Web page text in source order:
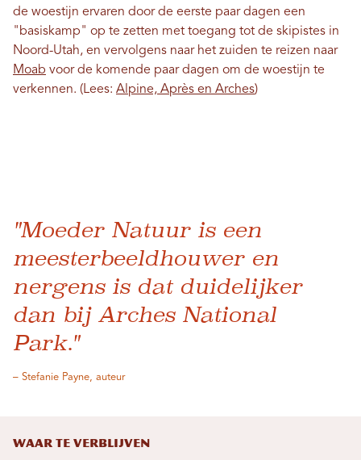
de woestijn ervaren door de eerste paar dagen een
"basiskamp" op te zetten met toegang tot de skipistes in
Noord-Utah, en vervolgens naar het zuiden te reizen naar
Moab voor de komende paar dagen om de woestijn te
verkennen. (Lees: Alpine, Après en Arches)
"Moeder Natuur is een
meesterbeeldhouwer en
nergens is dat duidelijker
dan bij Arches National
Park."
– Stefanie Payne, auteur
Waar te verblijven